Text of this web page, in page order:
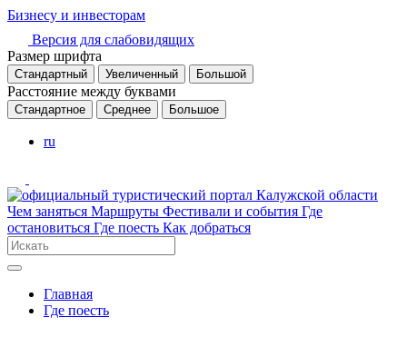
Бизнесу и инвесторам
Версия для слабовидящих
Размер шрифта
Стандартный Увеличенный Большой
Расстояние между буквами
Стандартное Среднее Большое
ru
Чем заняться Маршруты Фестивали и события Где
остановиться Где поесть Как добраться
Главная
Где поесть